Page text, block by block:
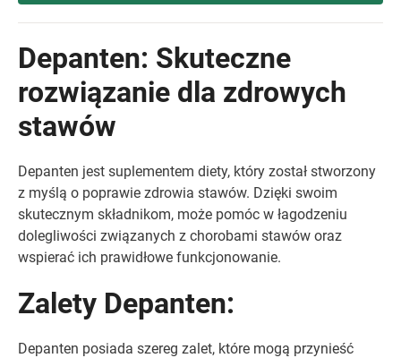
Depanten: Skuteczne
rozwiązanie dla zdrowych
stawów
Depanten jest suplementem diety, który został stworzony
z myślą o poprawie zdrowia stawów. Dzięki swoim
skutecznym składnikom, może pomóc w łagodzeniu
dolegliwości związanych z chorobami stawów oraz
wspierać ich prawidłowe funkcjonowanie.
Zalety Depanten:
Depanten posiada szereg zalet, które mogą przynieść